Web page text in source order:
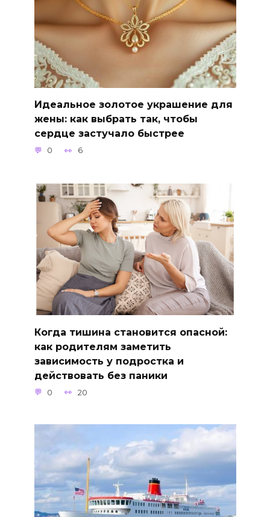
Идеальное золотое украшение для
жены: как выбрать так, чтобы
сердце застучало быстрее
0 6
Когда тишина становится опасной:
как родителям заметить
зависимость у подростка и
действовать без паники
0 20